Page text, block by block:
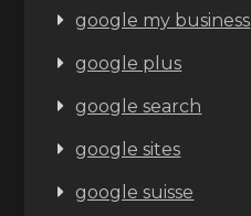
google my business
google plus
google search
google sites
google suisse